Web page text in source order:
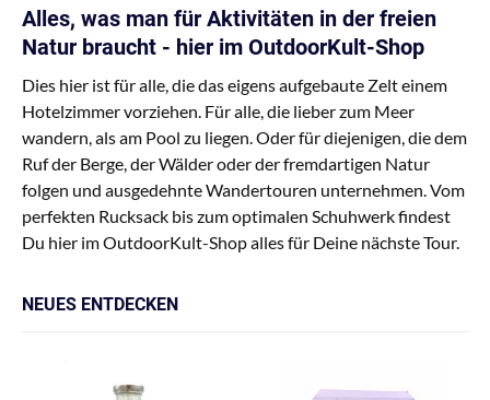
Alles, was man für Aktivitäten in der freien
Natur braucht - hier im OutdoorKult-Shop
Dies hier ist für alle, die das eigens aufgebaute Zelt einem
Hotelzimmer vorziehen. Für alle, die lieber zum Meer
wandern, als am Pool zu liegen. Oder für diejenigen, die dem
Ruf der Berge, der Wälder oder der fremdartigen Natur
folgen und ausgedehnte Wandertouren unternehmen. Vom
perfekten Rucksack bis zum optimalen Schuhwerk findest
Du hier im OutdoorKult-Shop alles für Deine nächste Tour.
NEUES ENTDECKEN